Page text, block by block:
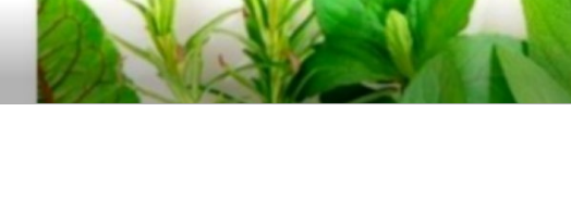
Inhalt
springen
GUSTO